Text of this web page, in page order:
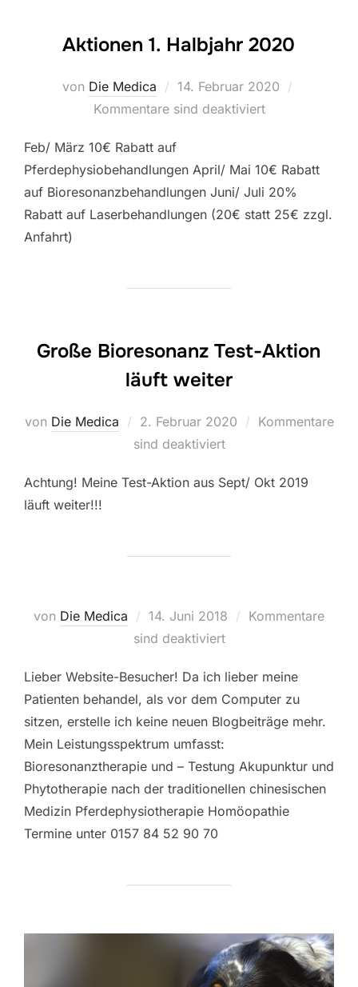
Aktionen 1. Halbjahr 2020
von Die Medica
Veröffentlicht
am
14. Februar 2020
Kommentare sind deaktiviert
Feb/ März 10€ Rabatt auf
Pferdephysiobehandlungen April/ Mai 10€ Rabatt
auf Bioresonanzbehandlungen Juni/ Juli 20%
Rabatt auf Laserbehandlungen (20€ statt 25€ zzgl.
Anfahrt)
Große Bioresonanz Test-Aktion
läuft weiter
von Die Medica
Veröffentlicht
am
2. Februar 2020
Kommentare
sind deaktiviert
Achtung! Meine Test-Aktion aus Sept/ Okt 2019
läuft weiter!!!
von Die Medica
Veröffentlicht
am
14. Juni 2018
Kommentare
sind deaktiviert
Lieber Website-Besucher! Da ich lieber meine
Patienten behandel, als vor dem Computer zu
sitzen, erstelle ich keine neuen Blogbeiträge mehr.
Mein Leistungsspektrum umfasst:
Bioresonanztherapie und – Testung Akupunktur und
Phytotherapie nach der traditionellen chinesischen
Medizin Pferdephysiotherapie Homöopathie
Termine unter 0157 84 52 90 70